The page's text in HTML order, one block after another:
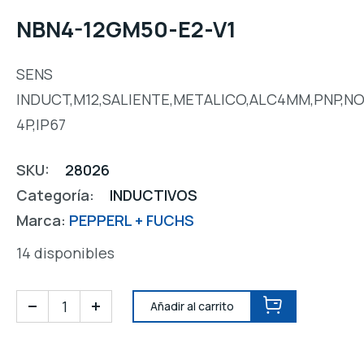
NBN4-12GM50-E2-V1
SENS
4P,IP67
SKU:
28026
Categoría:
INDUCTIVOS
Marca: PEPPERL + FUCHS
14 disponibles
Añadir al carrito